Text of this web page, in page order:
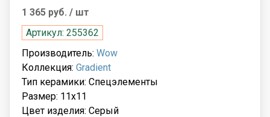
1 365 руб. / шт
Артикул: 255362
Производитель: Wow
Коллекция: Gradient
Тип керамики: Спецэлементы
Размер: 11x11
Цвет изделия: Серый